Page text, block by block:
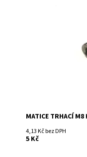
přichycení
obdélníkového
Na
MATICE TRHACÍ
4,13 Kč bez DPH
5 Kč